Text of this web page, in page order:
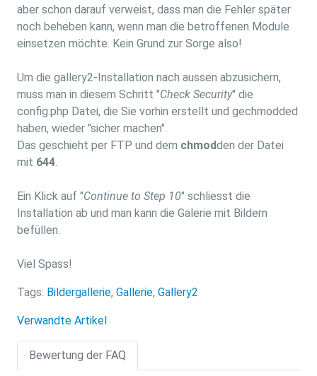
aber schon darauf verweist, dass man die Fehler später
noch beheben kann, wenn man die betroffenen Module
einsetzen möchte. Kein Grund zur Sorge also!
Um die gallery2-Installation nach aussen abzusichern,
muss man in diesem Schritt "Check Security" die
config.php Datei, die Sie vorhin erstellt und gechmodded
haben, wieder "sicher machen".
Das geschieht per FTP und dem chmodden der Datei
mit 644.
Ein Klick auf "Continue to Step 10" schliesst die
Installation ab und man kann die Galerie mit Bildern
befüllen.
Viel Spass!
Tags: Bildergallerie, Gallerie, Gallery2
Verwandte Artikel
Bewertung der FAQ